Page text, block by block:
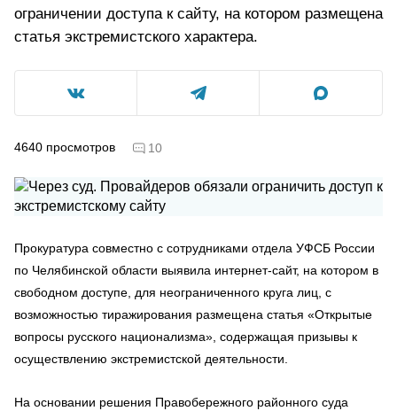
ограничении доступа к сайту, на котором размещена
статья экстремистского характера.
4640 просмотров 10
Прокуратура совместно с сотрудниками отдела УФСБ России
по Челябинской области выявила интернет-сайт, на котором в
свободном доступе, для неограниченного круга лиц, с
возможностью тиражирования размещена статья «Открытые
вопросы русского национализма», содержащая призывы к
осуществлению экстремистской деятельности.
На основании решения Правобережного районного суда